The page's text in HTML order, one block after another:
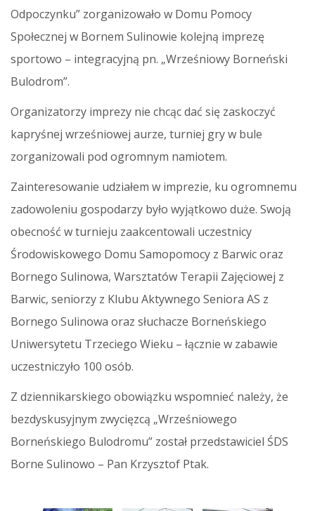
Odpoczynku” zorganizowało w Domu Pomocy
Społecznej w Bornem Sulinowie kolejną imprezę
sportowo – integracyjną pn. „Wrześniowy Borneński
Bulodrom”.
Organizatorzy imprezy nie chcąc dać się zaskoczyć
kapryśnej wrześniowej aurze, turniej gry w bule
zorganizowali pod ogromnym namiotem.
Zainteresowanie udziałem w imprezie, ku ogromnemu
zadowoleniu gospodarzy było wyjątkowo duże. Swoją
obecność w turnieju zaakcentowali uczestnicy
Środowiskowego Domu Samopomocy z Barwic oraz
Bornego Sulinowa, Warsztatów Terapii Zajęciowej z
Barwic, seniorzy z Klubu Aktywnego Seniora AS z
Bornego Sulinowa oraz słuchacze Borneńskiego
Uniwersytetu Trzeciego Wieku – łącznie w zabawie
uczestniczyło 100 osób.
Z dziennikarskiego obowiązku wspomnieć należy, że
bezdyskusyjnym zwycięzcą „Wrześniowego
Borneńskiego Bulodromu” został przedstawiciel ŚDS
Borne Sulinowo – Pan Krzysztof Ptak.